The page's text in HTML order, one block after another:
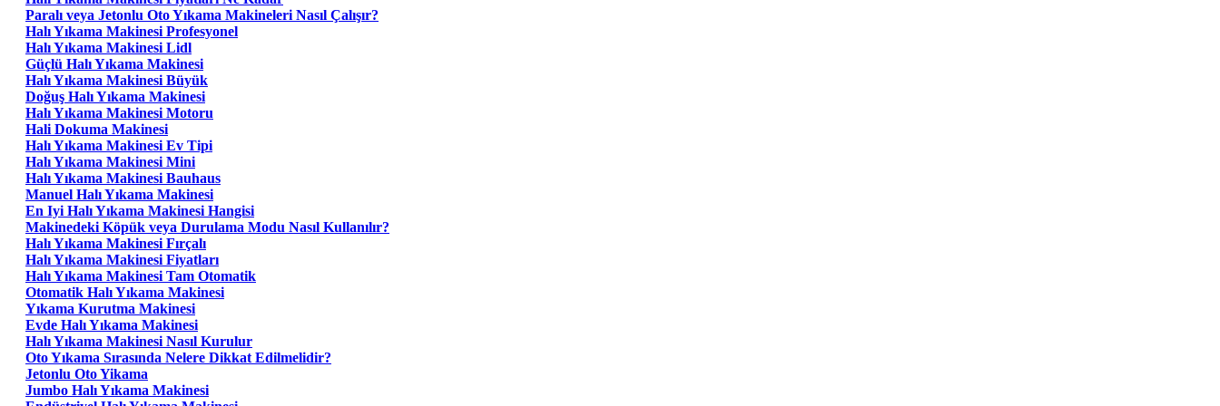
Paralı veya Jetonlu Oto Yıkama Makineleri Nasıl Çalışır?
Halı Yıkama Makinesi Profesyonel
Halı Yıkama Makinesi Lidl
Güçlü Halı Yıkama Makinesi
Halı Yıkama Makinesi Büyük
Doğuş Halı Yıkama Makinesi
Halı Yıkama Makinesi Motoru
Hali Dokuma Makinesi
Halı Yıkama Makinesi Ev Tipi
Halı Yıkama Makinesi Mini
Halı Yıkama Makinesi Bauhaus
Manuel Halı Yıkama Makinesi
En Iyi Halı Yıkama Makinesi Hangisi
Makinedeki Köpük veya Durulama Modu Nasıl Kullanılır?
Halı Yıkama Makinesi Fırçalı
Halı Yıkama Makinesi Fiyatları
Halı Yıkama Makinesi Tam Otomatik
Otomatik Halı Yıkama Makinesi
Yıkama Kurutma Makinesi
Evde Halı Yıkama Makinesi
Halı Yıkama Makinesi Nasıl Kurulur
Oto Yıkama Sırasında Nelere Dikkat Edilmelidir?
Jetonlu Oto Yikama
Jumbo Halı Yıkama Makinesi